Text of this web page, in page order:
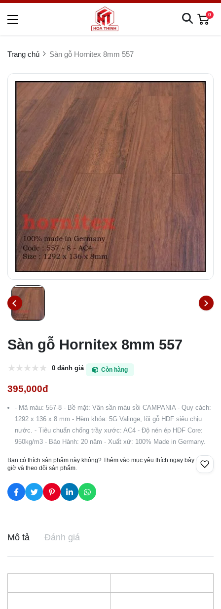
0
Trang chủ Sàn gỗ Hornitex 8mm 557
Sàn gỗ Hornitex 8mm 557
0 đánh giá Còn hàng
395,000đ
- Mã màu: 557-8 - Bề mặt: Vân sần màu sồi CAMPANIA - Quy cách:
1292 x 136 x 8 mm - Hèm khóa: 5G Valinge, lõi gỗ HDF siêu chịu
nước. - Tiêu chuẩn chống trầy xước: AC4 - Độ nén ép HDF Core:
950kg/m3 - Bảo Hành: 20 năm - Xuất xứ: 100% Made in Germany.
Bạn có thích sản phẩm này không? Thêm vào mục yêu thích ngay bây
giờ và theo dõi sản phẩm.
Mô tả Đánh giá